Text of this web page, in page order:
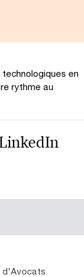
en
rythme au
d'Avocats